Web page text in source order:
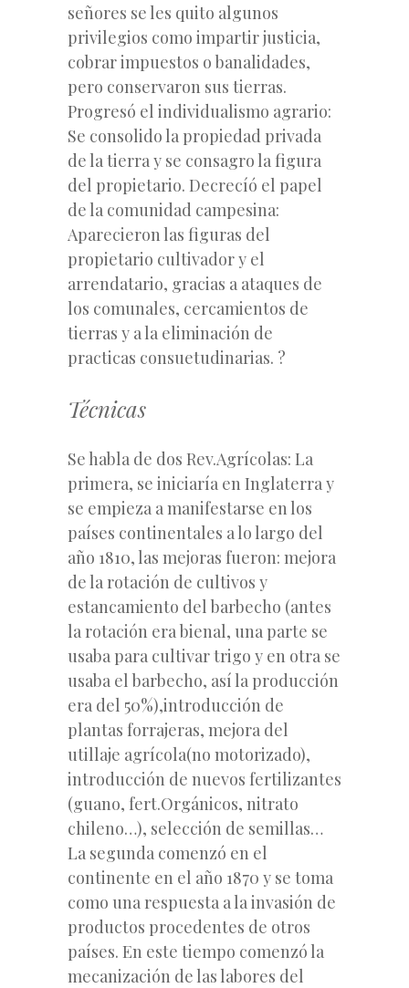
señores se les quito algunos
privilegios como impartir justicia,
cobrar impuestos o banalidades,
pero conservaron sus tierras.
Progresó el individualismo agrario:
Se consolido la propiedad privada
de la tierra y se consagro la figura
del propietario. Decrecíó el papel
de la comunidad campesina:
Aparecieron las figuras del
propietario cultivador y el
arrendatario, gracias a ataques de
los comunales, cercamientos de
tierras y a la eliminación de
practicas consuetudinarias. ?
Técnicas
Se habla de dos Rev.Agrícolas: La
primera, se iniciaría en Inglaterra y
se empieza a manifestarse en los
países continentales a lo largo del
año 1810, las mejoras fueron: mejora
de la rotación de cultivos y
estancamiento del barbecho (antes
la rotación era bienal, una parte se
usaba para cultivar trigo y en otra se
usaba el barbecho, así la producción
era del 50%),introducción de
plantas forrajeras, mejora del
utillaje agrícola(no motorizado),
introducción de nuevos fertilizantes
(guano, fert.Orgánicos, nitrato
chileno…), selección de semillas…
La segunda comenzó en el
continente en el año 1870 y se toma
como una respuesta a la invasión de
productos procedentes de otros
países. En este tiempo comenzó la
mecanización de las labores del